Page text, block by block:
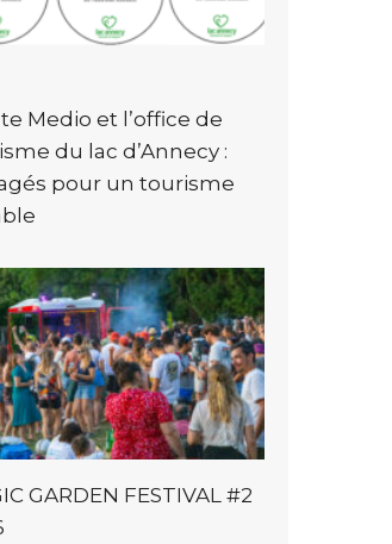
Medio et l’office de
du lac d’Annecy :
pour un tourisme
GARDEN FESTIVAL #2